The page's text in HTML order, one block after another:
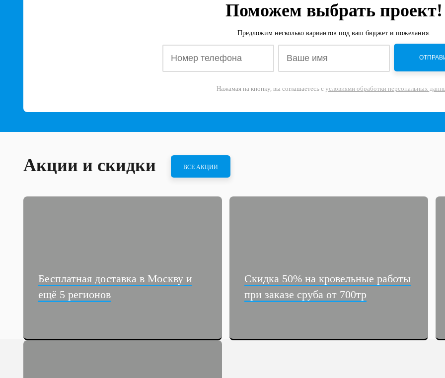
Поможем выбрать проект!
Предложим несколько вариантов под ваш бюджет и пожелания.
Нажамая на кнопку, вы соглашаетесь с условиями обработки персональных
Акции и скидки ВСЕ АКЦИИ
Бесплатная доставка в Москву и
ещё 5 регионов
Скидка 50% на кровельные работы
при заказе сруба от 700тр